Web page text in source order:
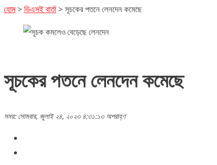
হোম > ডিএসই বার্তা > সূচকের পতনে লেনদেন কমেছে
সূচকের পতনে লেনদেন কমেছে
সময়: সোমবার, জুলাই ২৪, ২০২৩ ৪:৩১:১৩ অপরাহ্ণ